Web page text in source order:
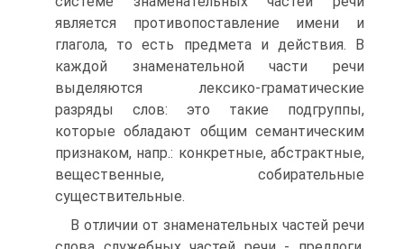
является противопоставление имени и
глагола, то есть предмета и действия. В
каждой знаменательной части речи
выделяются лексико-граматические
разряды слов: это такие подгруппы,
которые обладают общим семантическим
признаком, напр.: конкретные, абстрактные,
вещественные, собирательные
существительные.
В отличии от знаменательных частей речи